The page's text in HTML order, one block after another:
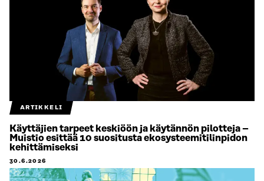
ARTIKKELI
Käyttäjien tarpeet keskiöön ja käytännön pilotteja –
Muistio esittää 10 suositusta ekosysteemitilinpidon
kehittämiseksi
30.6.2026